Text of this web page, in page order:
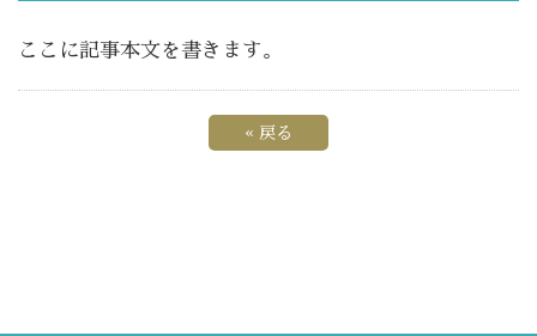
ここに記事本文を書きます。
« 戻る